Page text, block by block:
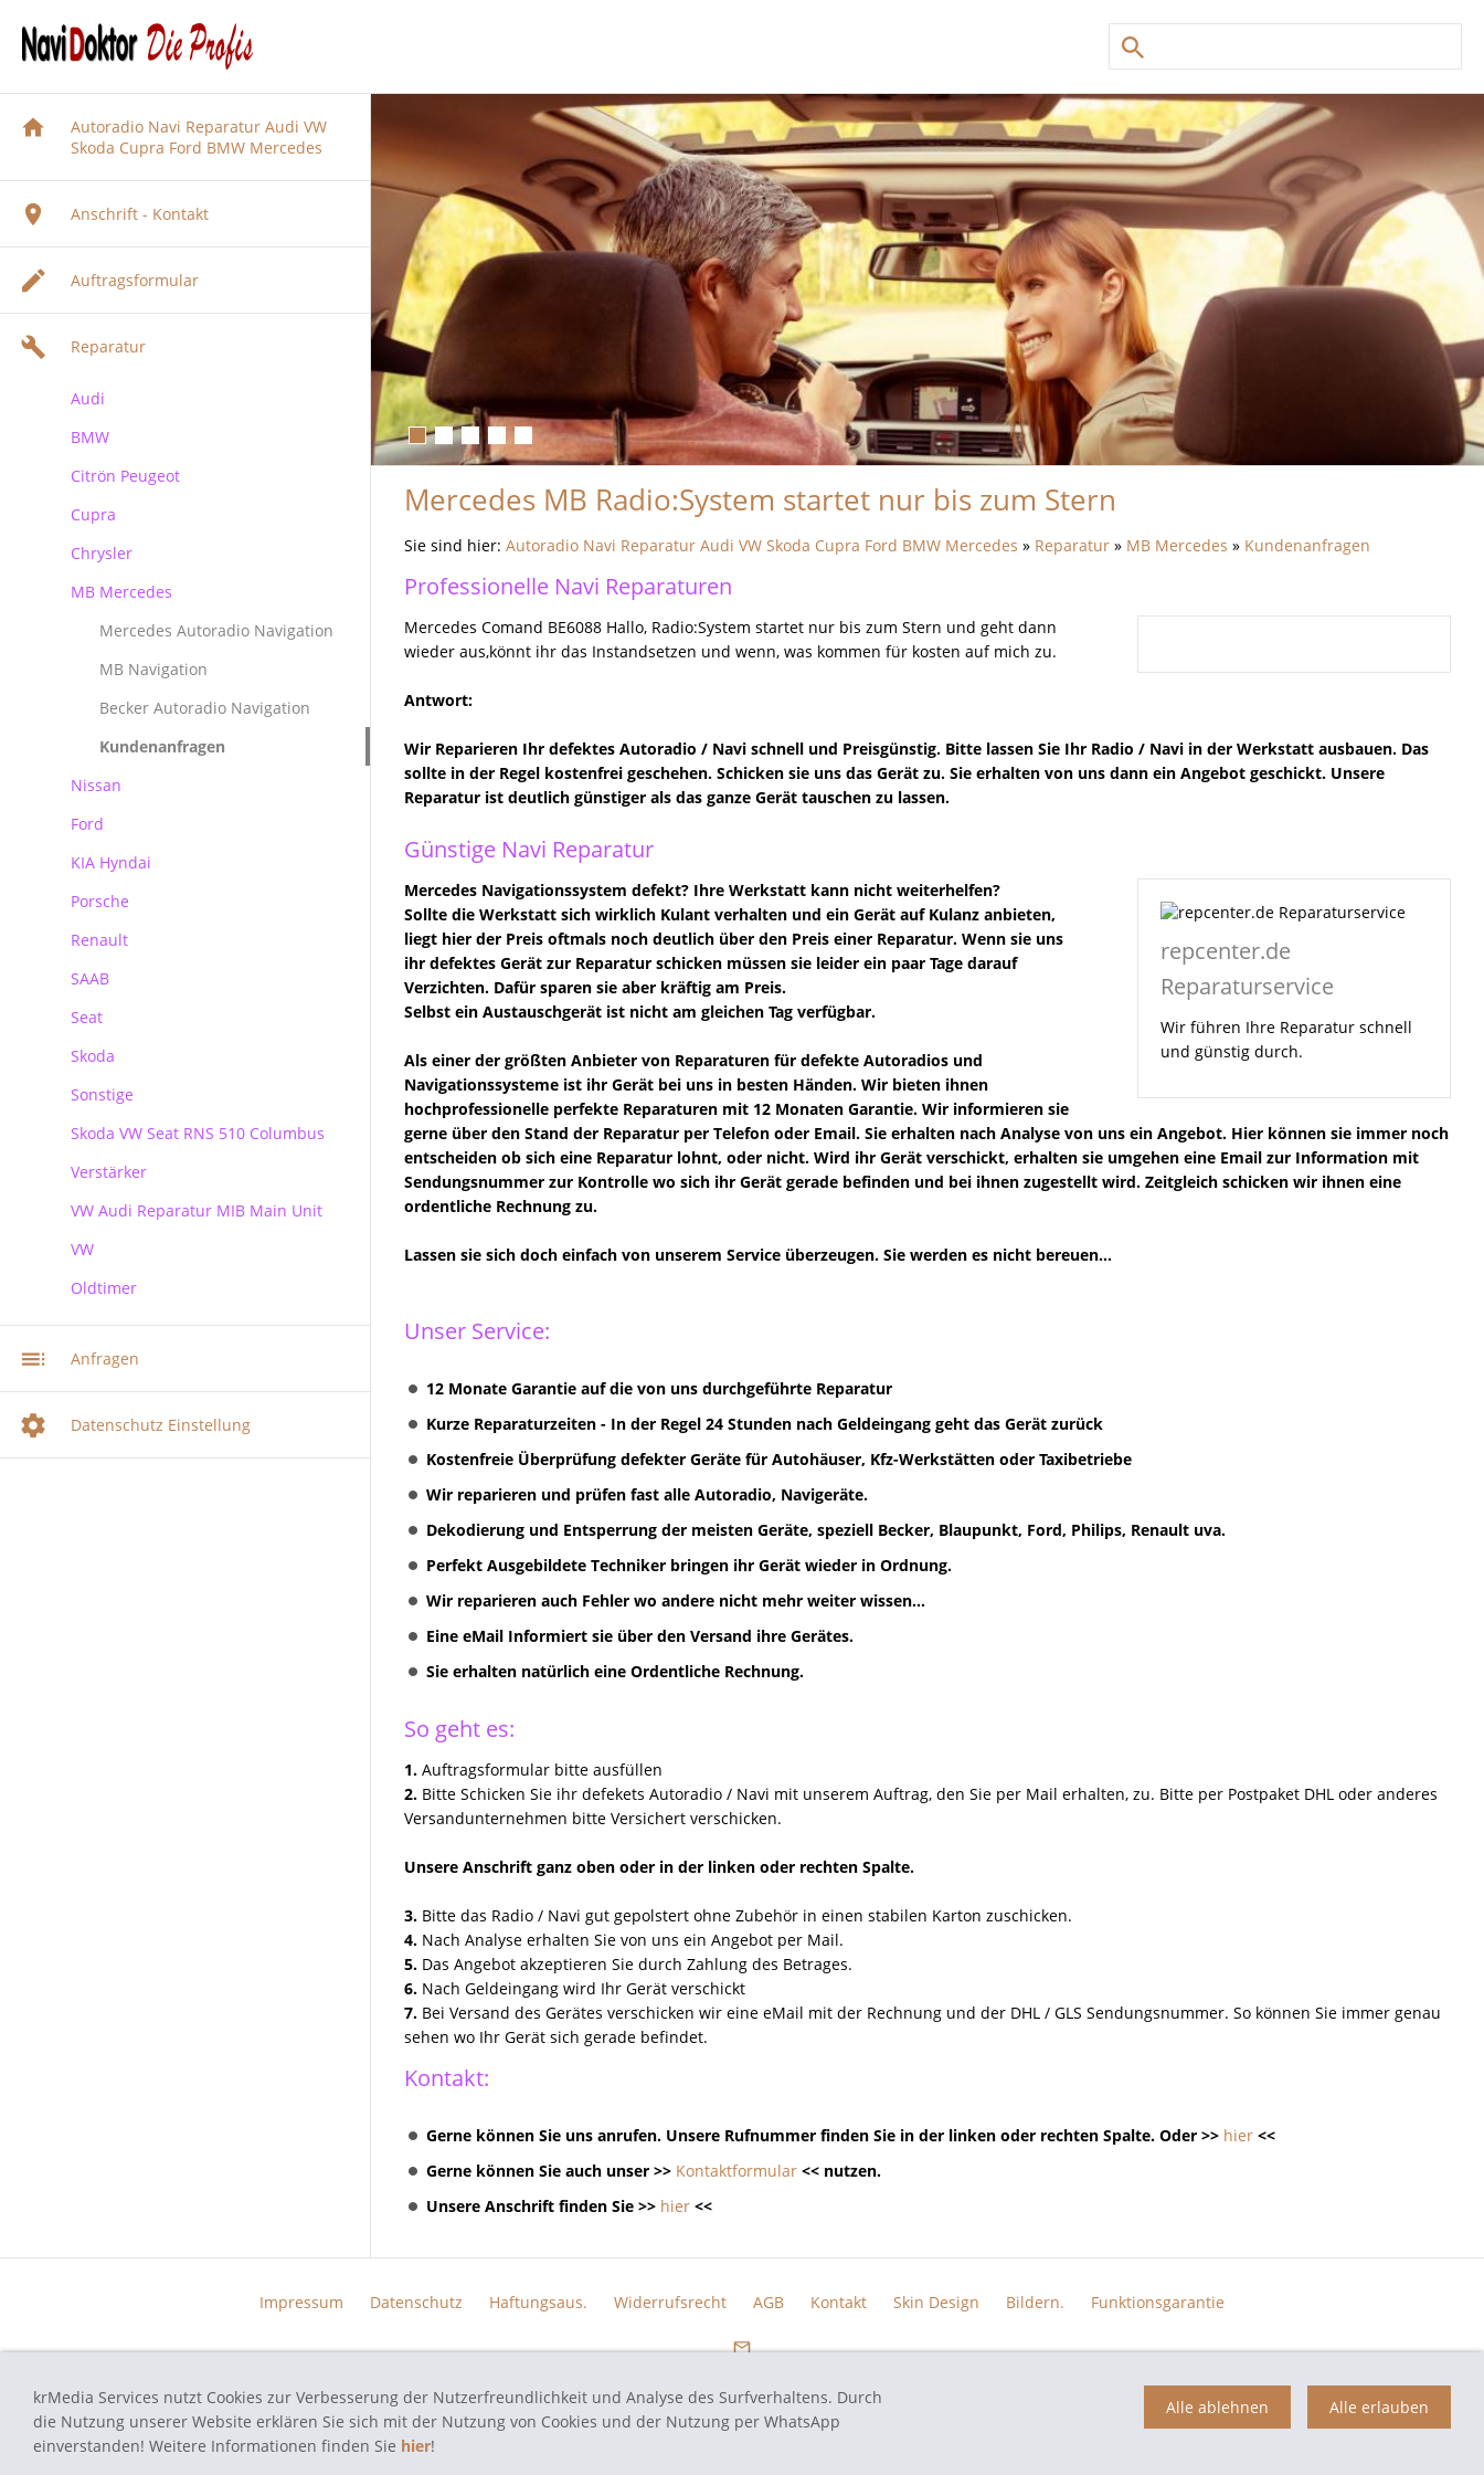
Autoradio Navi Reparatur Audi VW
Skoda Cupra Ford BMW Mercedes
Anschrift - Kontakt
Auftragsformular
Reparatur
Audi
Audi Navigation Autoradio
BMW
BMW Navi Reparatur
BMW Becker CCC Navirechner
Citrön Peugeot
Cupra
Chrysler
MB Mercedes
Mercedes Autoradio Navigation
MB Navigation
Becker Autoradio Navigation
Kundenanfragen
Nissan
Ford
Ford Blaupunkt Bosch FX
Ford Blaupunkt Bosch NX
Ford Blaupunkt Bosch MCA NX
KIA Hyndai
Porsche
Porsche PCM Premium Reparatur
Renault
SAAB
Seat
Skoda
Skoda
Sonstige
Skoda VW Seat RNS 510 Columbus
RNS 510 Columbus Reparatur
Verstärker
VW Audi Reparatur MIB Main Unit
VW
VW Audi Skoda MIB Infotainment
Multimediasystem RNS 510
Oldtimer
Anfragen
Datenschutz Einstellung
Mercedes MB Radio:System startet nur bis zum Stern
Sie sind hier: Autoradio Navi Reparatur Audi VW Skoda Cupra Ford BMW Mercedes » Reparatur » MB Mercedes » Kundenanfragen
Professionelle Navi Reparaturen
Mercedes Comand BE6088 Hallo, Radio:System startet nur bis zum Stern und geht dann
wieder aus,könnt ihr das Instandsetzen und wenn, was kommen für kosten auf mich zu.
Antwort:
Wir Reparieren Ihr defektes Autoradio / Navi schnell und Preisgünstig. Bitte lassen Sie Ihr Radio / Navi in der Werkstatt ausbauen. Das
sollte in der Regel kostenfrei geschehen. Schicken sie uns das Gerät zu. Sie erhalten von uns dann ein Angebot geschickt. Unsere
Reparatur ist deutlich günstiger als das ganze Gerät tauschen zu lassen.
Günstige Navi Reparatur
repcenter.de
Reparaturservice
Wir führen Ihre Reparatur schnell
und günstig durch.
Mercedes Navigationssystem defekt? Ihre Werkstatt kann nicht weiterhelfen?
Sollte die Werkstatt sich wirklich Kulant verhalten und ein Gerät auf Kulanz anbieten,
liegt hier der Preis oftmals noch deutlich über den Preis einer Reparatur. Wenn sie uns
ihr defektes Gerät zur Reparatur schicken müssen sie leider ein paar Tage darauf
Verzichten. Dafür sparen sie aber kräftig am Preis.
Selbst ein Austauschgerät ist nicht am gleichen Tag verfügbar.
Als einer der größten Anbieter von Reparaturen für defekte Autoradios und
Navigationssysteme ist ihr Gerät bei uns in besten Händen. Wir bieten ihnen
hochprofessionelle perfekte Reparaturen mit 12 Monaten Garantie. Wir informieren sie
gerne über den Stand der Reparatur per Telefon oder Email. Sie erhalten nach Analyse von uns ein Angebot. Hier können sie immer noch
entscheiden ob sich eine Reparatur lohnt, oder nicht. Wird ihr Gerät verschickt, erhalten sie umgehen eine Email zur Information mit
Sendungsnummer zur Kontrolle wo sich ihr Gerät gerade befinden und bei ihnen zugestellt wird. Zeitgleich schicken wir ihnen eine
ordentliche Rechnung zu.
Lassen sie sich doch einfach von unserem Service überzeugen. Sie werden es nicht bereuen...
Unser Service:
12 Monate Garantie auf die von uns durchgeführte Reparatur
Kurze Reparaturzeiten - In der Regel 24 Stunden nach Geldeingang geht das Gerät zurück
Kostenfreie Überprüfung defekter Geräte für Autohäuser, Kfz-Werkstätten oder Taxibetriebe
Wir reparieren und prüfen fast alle Autoradio, Navigeräte.
Dekodierung und Entsperrung der meisten Geräte, speziell Becker, Blaupunkt, Ford, Philips, Renault uva.
Perfekt Ausgebildete Techniker bringen ihr Gerät wieder in Ordnung.
Wir reparieren auch Fehler wo andere nicht mehr weiter wissen...
Eine eMail Informiert sie über den Versand ihre Gerätes.
Sie erhalten natürlich eine Ordentliche Rechnung.
So geht es:
1. Auftragsformular bitte ausfüllen
2. Bitte Schicken Sie ihr defekets Autoradio / Navi mit unserem Auftrag, den Sie per Mail erhalten, zu. Bitte per Postpaket DHL oder anderes
Versandunternehmen bitte Versichert verschicken.
Unsere Anschrift ganz oben oder in der linken oder rechten Spalte.
3. Bitte das Radio / Navi gut gepolstert ohne Zubehör in einen stabilen Karton zuschicken.
4. Nach Analyse erhalten Sie von uns ein Angebot per Mail.
5. Das Angebot akzeptieren Sie durch Zahlung des Betrages.
6. Nach Geldeingang wird Ihr Gerät verschickt
7. Bei Versand des Gerätes verschicken wir eine eMail mit der Rechnung und der DHL / GLS Sendungsnummer. So können Sie immer genau
sehen wo Ihr Gerät sich gerade befindet.
Kontakt:
Gerne können Sie uns anrufen. Unsere Rufnummer finden Sie in der linken oder rechten Spalte. Oder >> hier <<
Gerne können Sie auch unser >> Kontaktformular << nutzen.
Unsere Anschrift finden Sie >> hier <<
Impressum Datenschutz Haftungsaus. Widerrufsrecht AGB Kontakt Skin Design Bildern. Funktionsgarantie
autoradio-navi-doktor.de - Navi Reparatur Service - Alle verwendeten Markennamen und Bezeichnungen sind eingetragene Warenzeichen und Marken der jeweiligen Eigentümer und dienen hier nur der Beschreibung.
krMedia Services nutzt Cookies zur Verbesserung der Nutzerfreundlichkeit und Analyse des Surfverhaltens. Durch
die Nutzung unserer Website erklären Sie sich mit der Nutzung von Cookies und der Nutzung per WhatsApp
einverstanden! Weitere Informationen finden Sie hier!
Alle erlauben
Alle ablehnen